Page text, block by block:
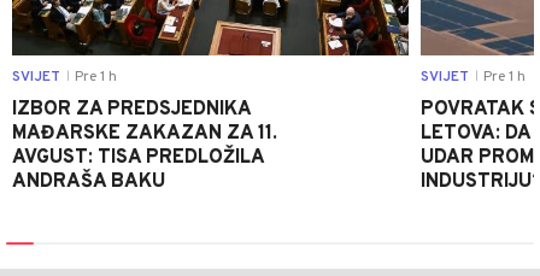
SVIJET Pre 1 h
IZBOR ZA PREDSJEDNIKA
MAĐARSKE ZAKAZAN ZA 11.
AVGUST: TISA PREDLOŽILA
ANDRAŠA BAKU
SVIJET Pre 1 h
POVRATAK
LETOVA: DA
UDAR